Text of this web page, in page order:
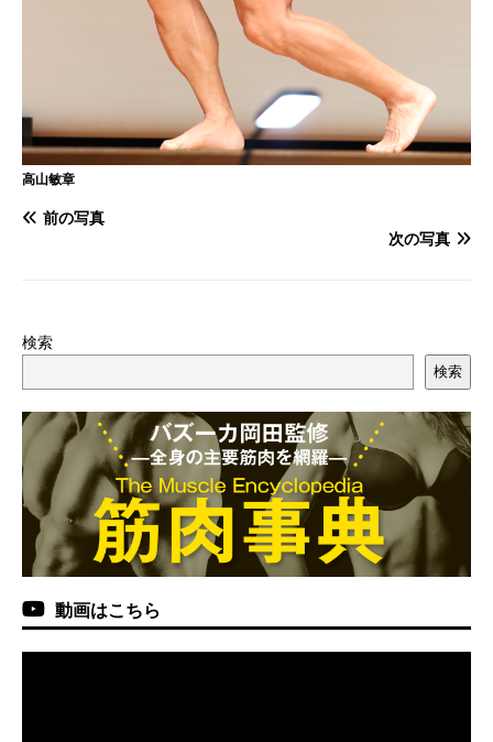
高山敏章
前の写真
次の写真
検索
検索
動画はこちら